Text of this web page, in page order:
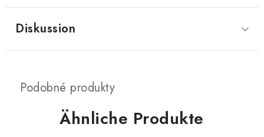
Diskussion
Ähnliche Produkte